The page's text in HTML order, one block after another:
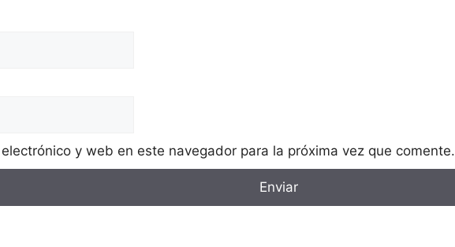
y web en este navegador para la próxima vez que comente.